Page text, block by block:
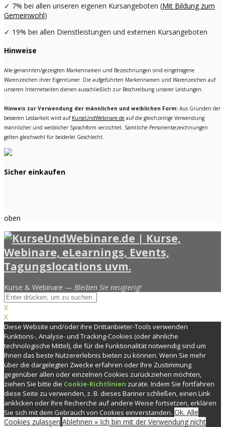
✓ 7% bei allen unseren eigenen Kursangeboten (Mit Bildung zum
Gemeinwohl)
✓ 19% bei allen Dienstleistungen und externen Kursangeboten
Hinweise
Alle genannten/gezeigten Markennamen und Bezeichnungen sind eingetragene
Warenzeichen ihrer Eigentümer. Die aufgeführten Markennamen und Warenzeichen auf
unseren Internetseiten dienen ausschließlich zur Beschreibung unserer Leistungen.
Hinweis zur Verwendung der männlichen und weiblichen Form: Aus Gründen der
besseren Lesbarkeit wird auf KurseUndWebinare.de auf die gleichzeitige Verwendung
männlicher und weiblicher Sprachform verzichtet. Sämtliche Personenbezeichnungen
gelten gleichwohl für beiderlei Geschlecht.
Sicher einkaufen
oben
Kurse & Webinare — Bleiben Sie neugierig!
X
X
Diese Website und/oder ihre Drittanbieter-Tools verwenden
Funktions-, Analyse- und Tracking-Cookies (oder ähnliche
technologische Mittel), die für die Funktionalität notwendig sind um
Ihnen das beste Nutzererlebnis bieten zu können. Wenn Sie mehr
über die dargelegten Zwecke erfahren oder Ihre Zustimmung
gegenüber allen oder einzelnen Cookies zurückziehen möchten,
ziehen Sie bitte die Cookie-Richtlinien zurate. Indem Sie fortfahren
diese Seite zu verwenden, z. B. dieses Banner schließen, einen Link
anklicken oder Ihre Recherche auf andere Weise fortsetzen, erklären
Sie sich mit dem Gebrauch von Cookies einverstanden. Ok. Alle
Cookies zulassen Ablehnen » Ich bin mit der Verwendung nicht